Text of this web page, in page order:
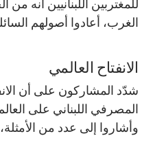
للمغتربين اللبنانيين أنه
الغرب، أعادوا أصولهم
الانفتاح العالمي
شدّد المشاركون على أن
المصرفي اللبناني على
وأشاروا إلى عدد من